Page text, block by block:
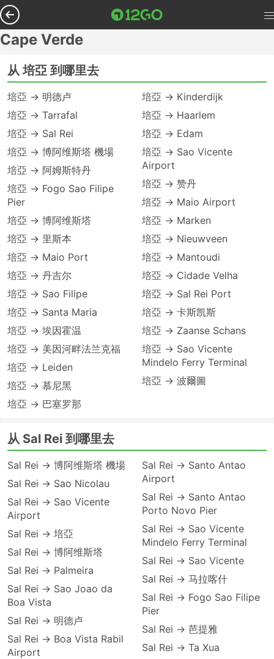
Cape Verde
从 培亞 到哪里去
培亞 → 明德卢
培亞 → Tarrafal
培亞 → Sal Rei
培亞 → 博阿维斯塔 機場
培亞 → 阿姆斯特丹
培亞 → Fogo Sao Filipe
Pier
培亞 → 博阿维斯塔
培亞 → 里斯本
培亞 → Maio Port
培亞 → 丹吉尔
培亞 → Sao Filipe
培亞 → Santa Maria
培亞 → 埃因霍温
培亞 → 美因河畔法兰克福
培亞 → Leiden
培亞 → 慕尼黑
培亞 → 巴塞罗那
培亞 → Kinderdijk
培亞 → Haarlem
培亞 → Edam
培亞 → Sao Vicente
Airport
培亞 → 赞丹
培亞 → Maio Airport
培亞 → Marken
培亞 → Nieuwveen
培亞 → Mantoudi
培亞 → Cidade Velha
培亞 → Sal Rei Port
培亞 → 卡斯凯斯
培亞 → Zaanse Schans
培亞 → Sao Vicente
Mindelo Ferry Terminal
培亞 → 波爾圖
从 Sal Rei 到哪里去
Sal Rei → 博阿维斯塔 機場
Sal Rei → Sao Nicolau
Sal Rei → Sao Vicente
Airport
Sal Rei → 培亞
Sal Rei → 博阿维斯塔
Sal Rei → Palmeira
Sal Rei → Sao Joao da
Boa Vista
Sal Rei → 明德卢
Sal Rei → Boa Vista Rabil
Airport
Sal Rei → Santo Antao
Airport
Sal Rei → Santo Antao
Porto Novo Pier
Sal Rei → Sao Vicente
Mindelo Ferry Terminal
Sal Rei → Sao Vicente
Sal Rei → 马拉喀什
Sal Rei → Fogo Sao Filipe
Pier
Sal Rei → 芭提雅
Sal Rei → Ta Xua